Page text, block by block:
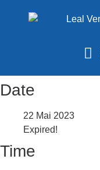
Date
22 Mai 2023
Expired!
Time